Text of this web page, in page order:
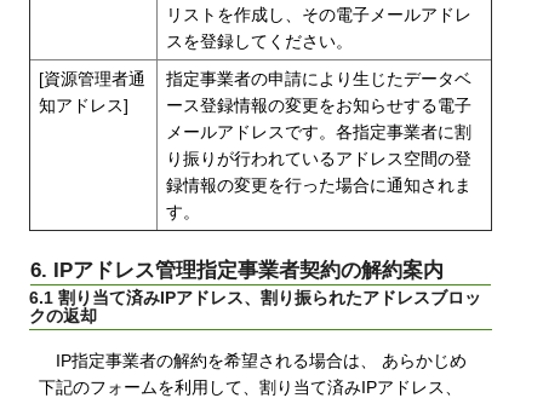
リストを作成し、その電子メールアドレ
スを登録してください。
[資源管理者通
知アドレス]
指定事業者の申請により生じたデータベ
ース登録情報の変更をお知らせする電子
メールアドレスです。各指定事業者に割
り振りが行われているアドレス空間の登
録情報の変更を行った場合に通知されま
す。
6. IPアドレス管理指定事業者契約の解約案内
6.1 割り当て済みIPアドレス、割り振られたアドレスブロッ
クの返却
IP指定事業者の解約を希望される場合は、 あらかじめ
下記のフォームを利用して、割り当て済みIPアドレス、